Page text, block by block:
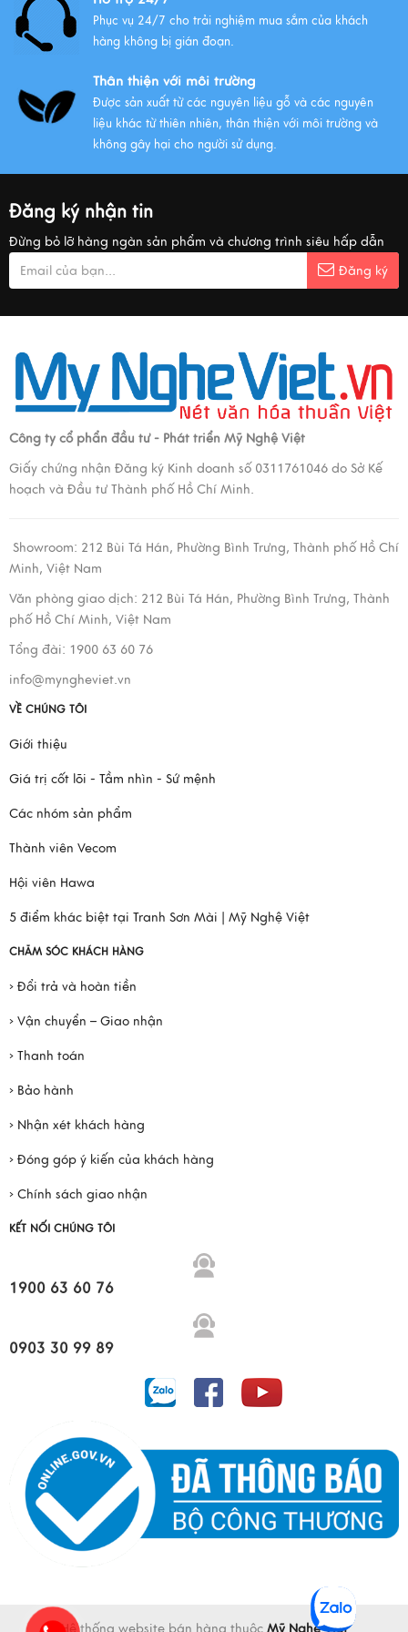
Phục vụ 24/7 cho trải nghiệm mua sắm của khách
hàng không bị gián đoạn.
Thân thiện với môi trường
Được sản xuất từ các nguyên liệu gỗ và các nguyên
liệu khác từ thiên nhiên, thân thiện với môi trường và
không gây hại cho người sử dụng.
Đăng ký nhận tin
Đừng bỏ lỡ hàng ngàn sản phẩm và chương trình siêu hấp dẫn
Đăng ký
Công ty cổ phẩn đầu tư - Phát triển Mỹ Nghệ Việt
Giấy chứng nhận Đăng ký Kinh doanh số 0311761046 do Sở Kế
hoạch và Đầu tư Thành phố Hồ Chí Minh.
Showroom: 212 Bùi Tá Hán, Phường Bình Trưng, Thành phố Hồ Chí
Minh, Việt Nam
Văn phòng giao dịch: 212 Bùi Tá Hán, Phường Bình Trưng, Thành
phố Hồ Chí Minh, Việt Nam
Tổng đài: 1900 63 60 76
info@myngheviet.vn
VỀ CHÚNG TÔI
Giới thiệu
Giá trị cốt lõi - Tầm nhìn - Sứ mệnh
Các nhóm sản phẩm
Thành viên Vecom
Hội viên Hawa
5 điểm khác biệt tại Tranh Sơn Mài | Mỹ Nghệ Việt
CHĂM SÓC KHÁCH HÀNG
› Đổi trả và hoàn tiền
› Vận chuyển – Giao nhận
› Thanh toán
› Bảo hành
› Nhận xét khách hàng
› Đóng góp ý kiến của khách hàng
› Chính sách giao nhận
KẾT NỐI CHÚNG TÔI
1900 63 60 76
0903 30 99 89
Hệ thống website bán hàng thuộc Mỹ Nghệ Việt